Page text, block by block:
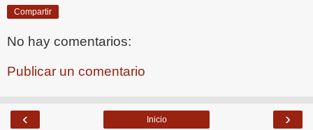
Compartir
No hay comentarios:
Publicar un comentario
‹ ›
Inicio